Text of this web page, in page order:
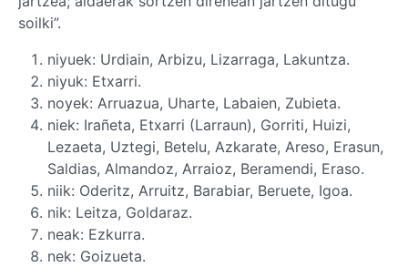
soilki”.
niyuek: Urdiain, Arbizu, Lizarraga, Lakuntza.
niyuk: Etxarri.
noyek: Arruazua, Uharte, Labaien, Zubieta.
niek: Irañeta, Etxarri (Larraun), Gorriti, Huizi,
Lezaeta, Uztegi, Betelu, Azkarate, Areso, Erasun,
Saldias, Almandoz, Arraioz, Beramendi, Eraso.
niik: Oderitz, Arruitz, Barabiar, Beruete, Igoa.
nik: Leitza, Goldaraz.
neak: Ezkurra.
nek: Goizueta.